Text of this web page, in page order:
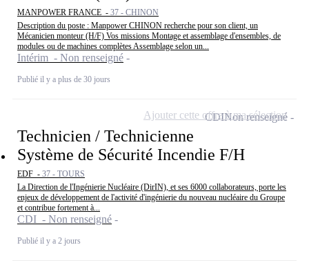
MANPOWER FRANCE - 37 - CHINON
Description du poste : Manpower CHINON recherche pour son client, un
Mécanicien monteur (H/F) Vos missions Montage et assemblage d'ensembles, de
modules ou de machines complètes Assemblage selon un...
Intérim - Non renseigné
Publié il y a plus de 30 jours
Technicien / Technicienne
Système de Sécurité Incendie F/H
EDF - 37 - TOURS
La Direction de l'Ingénierie Nucléaire (DirIN), et ses 6000 collaborateurs, porte les
enjeux de développement de l'activité d'ingénierie du nouveau nucléaire du Groupe
et contribue fortement à...
CDI - Non renseigné
Publié il y a 2 jours
CDINon renseigné
Ajouter cette offre à ma sélection